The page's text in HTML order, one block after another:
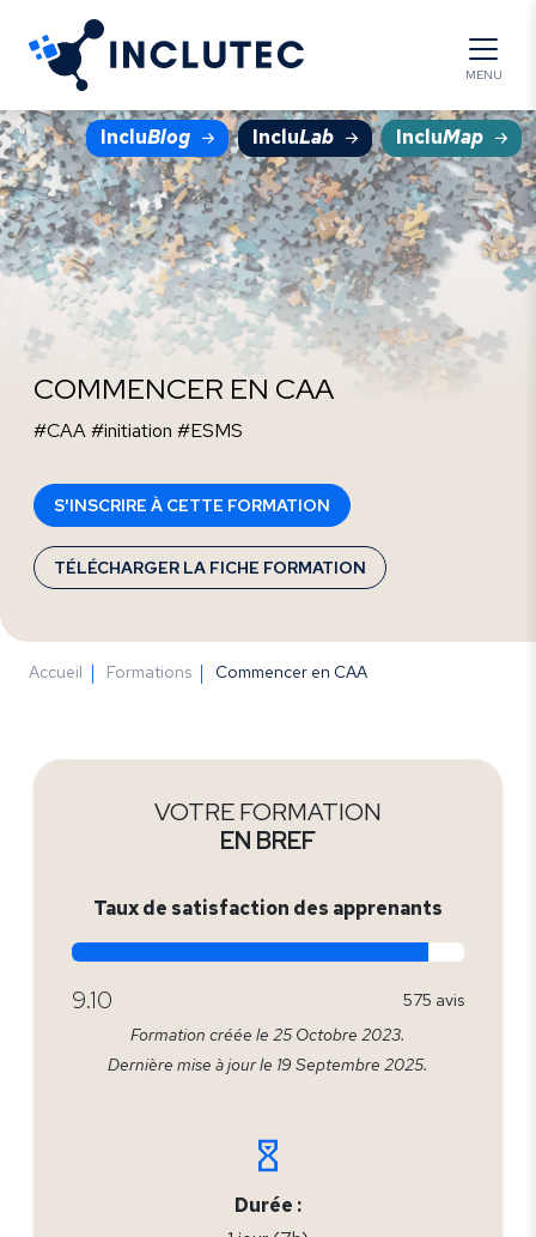
MENU
IncluBlog IncluLab IncluMap
COMMENCER EN CAA
#CAA #initiation #ESMS
S'INSCRIRE À CETTE FORMATION
TÉLÉCHARGER LA FICHE FORMATION
Accueil Formations Commencer en CAA
VOTRE FORMATION
EN BREF
Taux de satisfaction des apprenants
9.10
575 avis
Formation créée le 25 Octobre 2023.
Dernière mise à jour le 19 Septembre 2025.
Durée :
Panneau de gestion des cookies